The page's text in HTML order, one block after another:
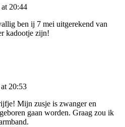
20:44
ben ij 7 mei uitgerekend van
kadootje zijn!
20:53
Mijn zusje is zwanger en
gaan worden. Graag zou ik